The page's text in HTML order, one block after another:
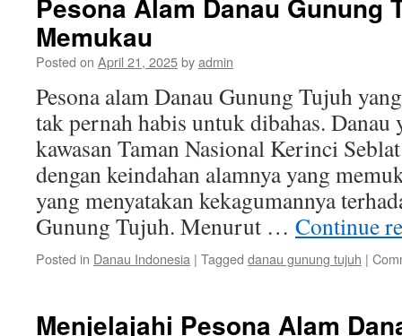
Pesona Alam Danau Gunung
Memukau
Posted on April 21, 2025byadmin
Pesona alam Danau Gunung Tujuh
tak pernah habis untuk dibahas. Danau
kawasan Taman Nasional Kerinci
dengan keindahan alamnya yang
yang menyatakan kekagumannya
Gunung Tujuh. Menurut … Continue
Posted in Danau Indonesia | Tagged danau gunung tujuh |
Menjelajahi Pesona Alam